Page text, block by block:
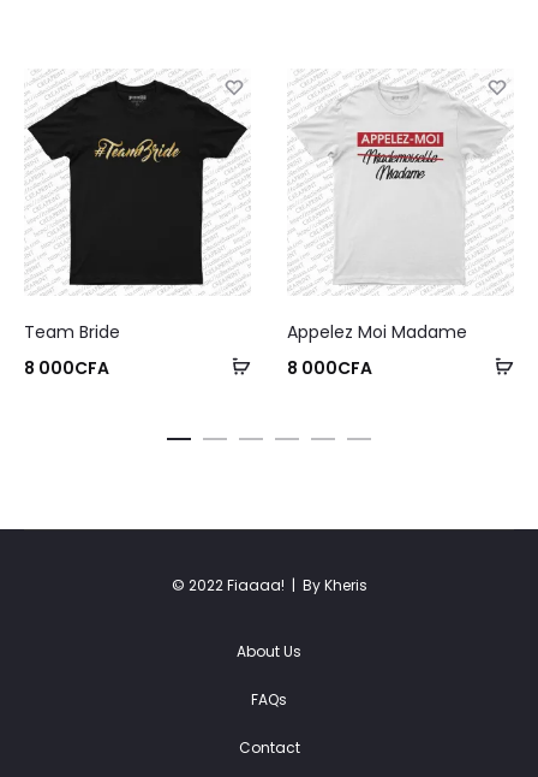
Team Bride
8 000CFA
Appelez Moi Madame
8 000CFA
© 2022 Fiaaaa! | By Kheris
About Us
FAQs
Contact